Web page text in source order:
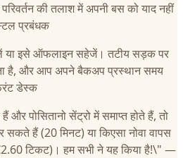
की तलाश में अपनी बस को याद नहीं
प्रबंधक
या इसे ऑफलाइन सहेजें। तटीय सड़क पर
है, और आप अपने बैकअप प्रस्थान समय
डेस्क
पोसितानो सेंट्रो में समाप्त होते हैं, तो
हैं (20 मिनट) या किएसा नोवा वापस
टिकट)। हम सभी ने यह किया है!\" —